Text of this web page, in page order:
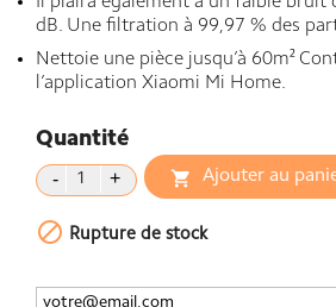
dB. Une filtration à 99,97 % des
Nettoie une pièce jusqu’à 60m²
l’application Xiaomi Mi Home.
Quantité
 Ajouter au
 Rupture de stock